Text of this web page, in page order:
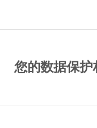
您的数据保护